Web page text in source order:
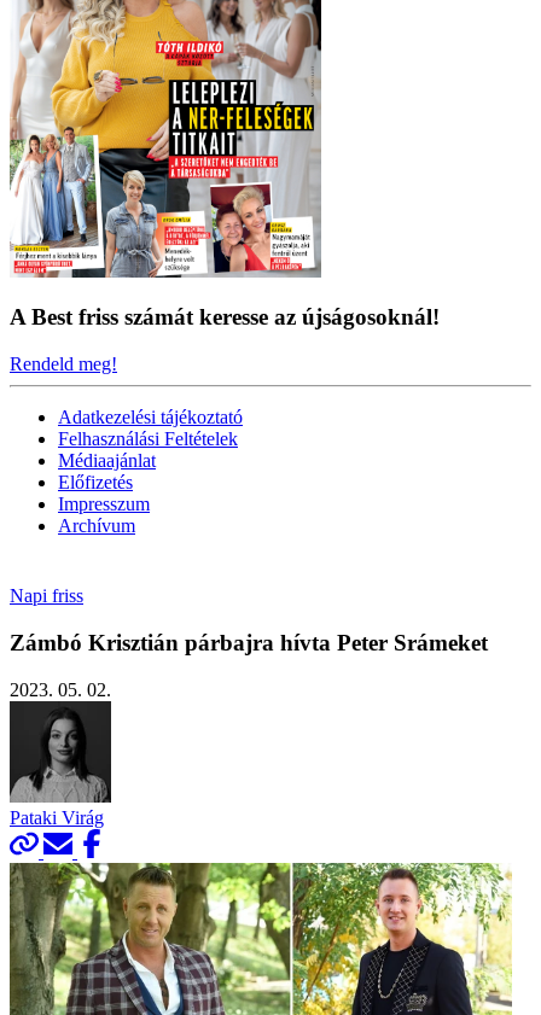
A Best friss számát keresse az újságosoknál!
Rendeld meg!
Adatkezelési tájékoztató
Felhasználási Feltételek
Médiaajánlat
Előfizetés
Impresszum
Archívum
Napi friss
Zámbó Krisztián párbajra hívta Peter Srámeket
2023. 05. 02.
Pataki Virág